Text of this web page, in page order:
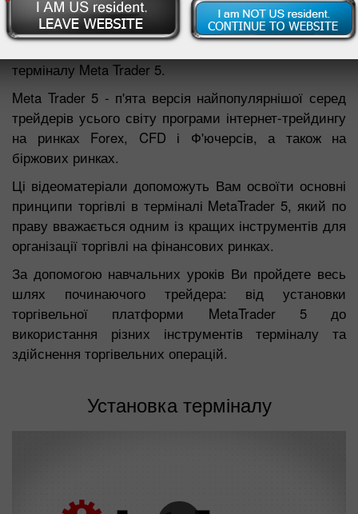
На цій сторінці представлені відеоролики,
призначені для навчання торгівлі за допомогою
терміналу Meta Trader 5.
Meta Trader 5 - п'ята версія найпопулярнішої серед
трейдерів усього світу програми інтернет-трейдингу
на ринках Forex, CFD і Ф'ючерсів, а також на
біржових ринках.
Ці відеоматеріали допоможуть Вам освоїти основні
принципи торгівлі в терміналі MetaTrader 5, який по
праву вважається одним із кращих інструментів для
організації торгівлі на фінансових ринках.
За допомогою навчальних уроків Ви пройдете весь
шлях починаючого трейдера: від установки
торгівельної платформи MetaTrader 5 до
використання різних інструментів терміналу та
здійснення торгівельних операцій.
Установка терміналу